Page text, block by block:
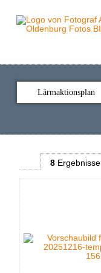
8Ergebnisse